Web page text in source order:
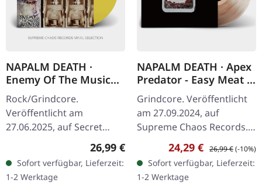
NAPALM DEATH ·
Enemy Of The Music
Business | YELLOW LP
Rock/Grindcore.
Veröffentlicht am
27.06.2025, auf Secret
Records. Gelbes Vinyl. Als
Napalm Death im Jahr
2000 "Enemy Of The Music
Business"…
Regulärer Preis:
26,99 €
Sofort verfügbar, Lieferzeit:
1-2 Werktage
NAPALM DEATH · Apex
Predator - Easy Meat |
CLEAR RED BLACK
FLESH MARBLED LP
Grindcore. Veröffentlicht
am 27.09.2024, auf
Supreme Chaos Records.
Transparent Vinyl,
marmoriert mit Rot und
Schwarz, mit 4-seitigem
Booklet und…
Verkaufspreis:
24,29 € Regulärer Preis:
26,99 €(-10%)
Sofort verfügbar, Lieferzeit:
1-2 Werktage